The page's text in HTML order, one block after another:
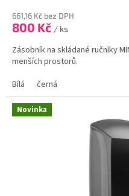
produktu
je
z
5
661,16 Kč bez DPH
800 Kč / ks
Zásobník na skládané ručníky
menších prostorů.
Bílá
černá
Novinka